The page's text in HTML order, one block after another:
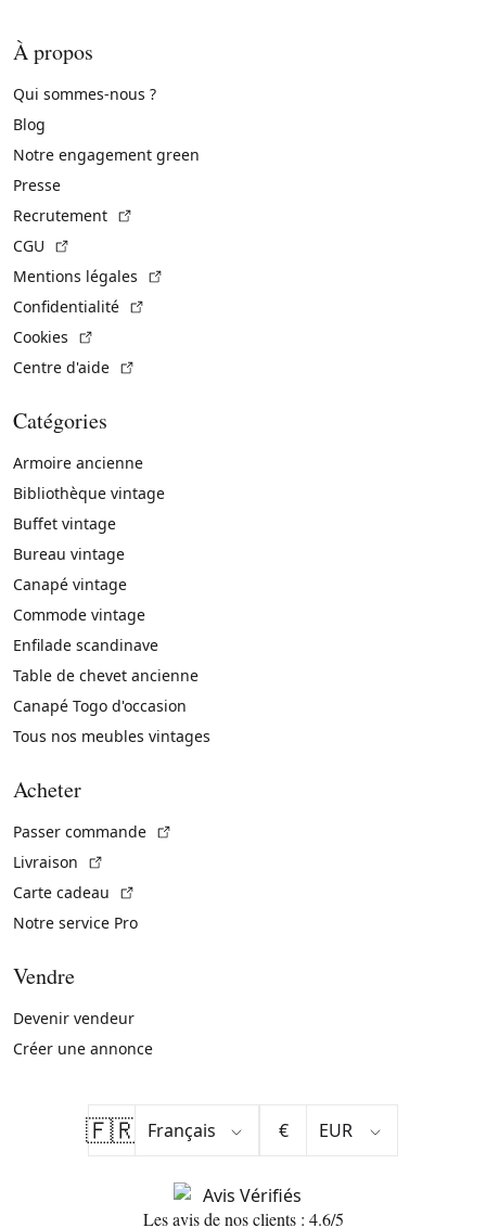
À propos
Qui sommes-nous ?
Blog
Notre engagement green
Presse
Recrutement
CGU
Mentions légales
Confidentialité
Cookies
Centre d'aide
Catégories
Armoire ancienne
Bibliothèque vintage
Buffet vintage
Bureau vintage
Canapé vintage
Commode vintage
Enfilade scandinave
Table de chevet ancienne
Canapé Togo d'occasion
Tous nos meubles vintages
Acheter
Passer commande
Livraison
Carte cadeau
Notre service Pro
Vendre
Devenir vendeur
Créer une annonce
🇫🇷 €
Les avis de nos clients : 4.6/5